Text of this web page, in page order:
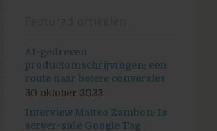
AI-gedreven
productomschrijvingen: een
route naar betere conversies
30 oktober 2023
Interview Matteo Zambon: Is
server-side Google Tag